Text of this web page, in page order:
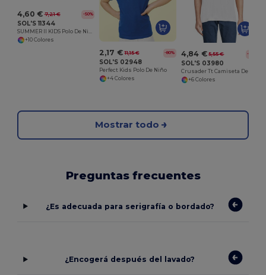
4,60 € 7,21 € -50%
SOL'S 11344
+10 Colores
2,17 € 11,15 € -80%
SOL'S 02948
Perfect Kids Polo De Niño
+4 Colores
4,84 € 5,55 € -13%
SOL'S 03980
+6 Colores
Mostrar todo
Preguntas frecuentes
¿Es adecuada para serigrafía o bordado?
¿Encogerá después del lavado?